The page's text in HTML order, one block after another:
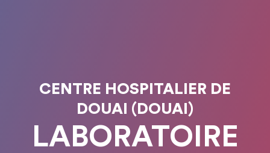
CENTRE HOSPITALIER DE
DOUAI (DOUAI)
LABORATOIRE